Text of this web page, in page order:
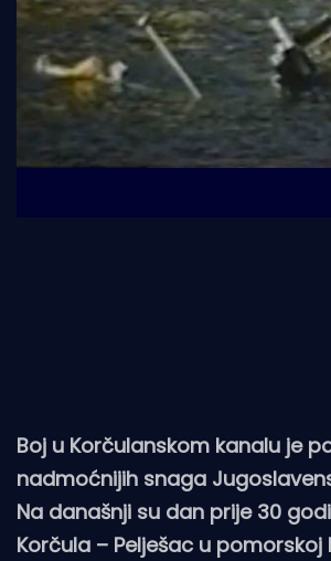
Boj u Korčulanskom kanalu je
nadmoćnijih snaga
Na današnji su dan prije 30
Korčula – Pelješac u